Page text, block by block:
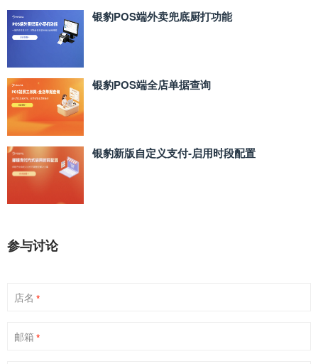
银豹POS端外卖兜底厨打功能
银豹POS端全店单据查询
银豹新版自定义支付‑启用时段配置
参与讨论
店名 *
邮箱 *